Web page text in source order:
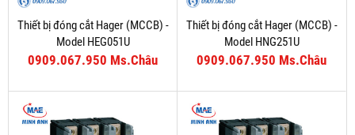
Thiết bị đóng cắt Hager (MCCB) -
Model HEG051U
0909.067.950 Ms.Châu
Thiết bị đóng cắt Hager (MCCB) -
Model HNG251U
0909.067.950 Ms.Châu